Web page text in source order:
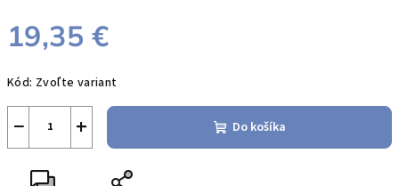
19,35 €
cena:
Kód: Zvoľte variant
+
− Do košíka